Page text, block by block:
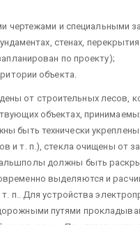
чертежами и специ­альными
стенах,
по про­екту);
объекта.
от строи­тельных лесов,
объектах,
быть технически
и т. п.), стекла очи­щены от
должны быть
выделяются и
п.. Для устройства
путями